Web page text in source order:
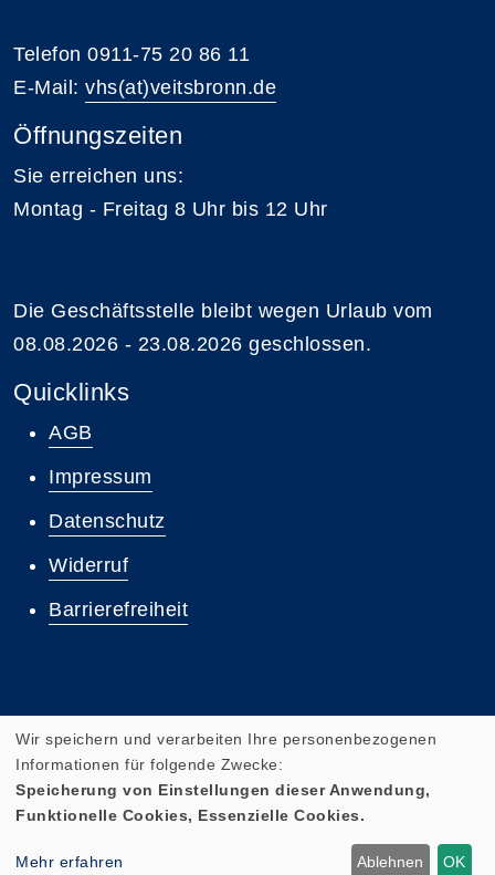
Telefon 0911-75 20 86 11
E-Mail: vhs(at)veitsbronn.de
Öffnungszeiten
Sie erreichen uns:
Montag - Freitag 8 Uhr bis 12 Uhr
Die Geschäftsstelle bleibt wegen Urlaub vom
08.08.2026 - 23.08.2026 geschlossen.
Quicklinks
AGB
Impressum
Datenschutz
Widerruf
Barrierefreiheit
Cookie Einstellungen
Wir speichern und verarbeiten Ihre personenbezogenen
Informationen für folgende Zwecke:
Speicherung von Einstellungen dieser Anwendung,
Funktionelle Cookies, Essenzielle Cookies.
Mehr erfahren Ablehnen OK